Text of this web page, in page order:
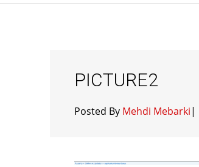
PICTURE2
Posted By Mehdi Mebarki|